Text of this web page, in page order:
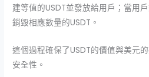
建等值的USDT並發放給用戶；當用
銷毀相應數量的USDT。
這個過程確保了USDT的價值與美元
安全性。